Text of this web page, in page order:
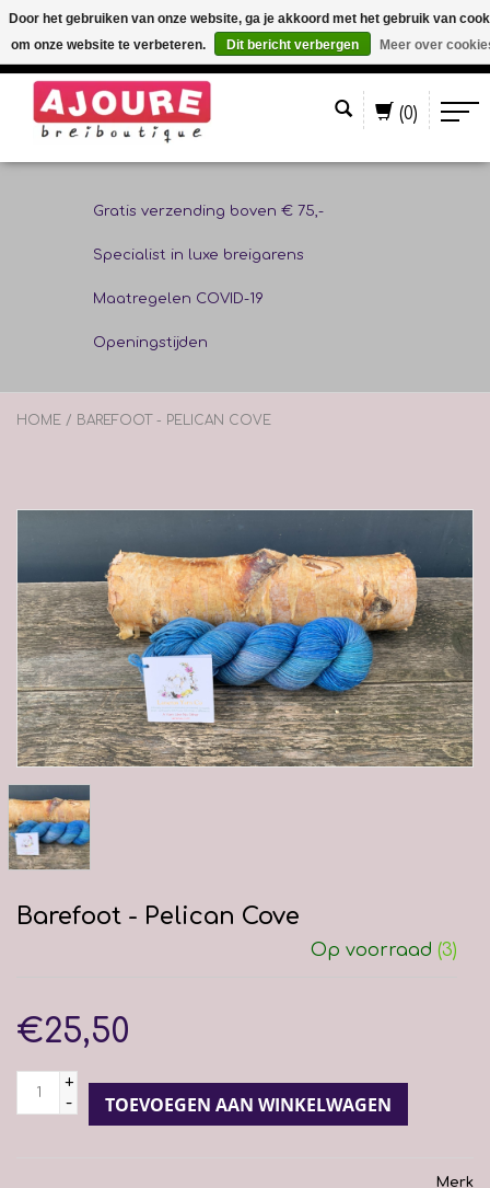
(0)
Gratis verzending boven € 75,-
Specialist in luxe breigarens
Maatregelen COVID-19
Openingstijden
HOME / BAREFOOT - PELICAN COVE
Barefoot - Pelican Cove
Op voorraad (3)
€25,50
+
-
TOEVOEGEN AAN WINKELWAGEN
Merk
Door het gebruiken van onze website, ga je akkoord met het gebruik van
om onze website te verbeteren.
Dit bericht verbergen Meer over